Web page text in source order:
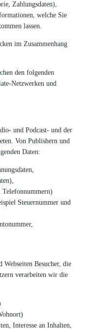
Zahlungsdaten),
welche Sie
lassen.
im Zusammenhang
den folgenden
Netzwerken und
und Podcast- und der
Von Publishern und
Daten:
Steuernummer und
Besucher, die
verarbeiten wir die
Interesse an Inhalten,